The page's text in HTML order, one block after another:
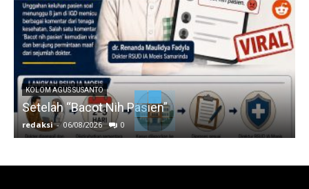
KOLOM AGUS SUSANTO
Setelah “Bacot Nih Pasien”
redaksi - 06/08/2026 0